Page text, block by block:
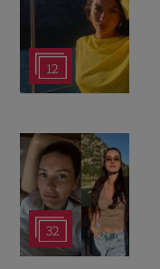
12
32